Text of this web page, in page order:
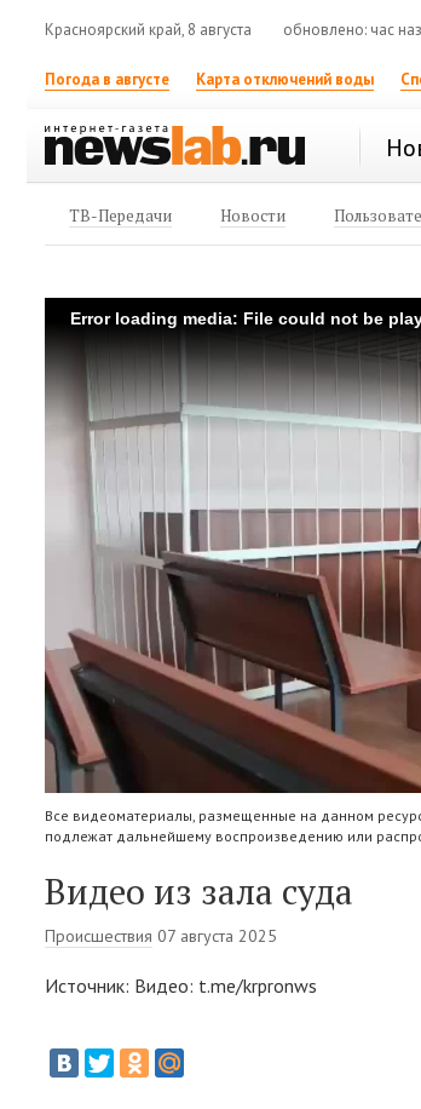
Красноярский край, 8 августа обновлено: час
Погода в августе Карта отключений воды
ТВ-Передачи Новости
Error loading media: File could not be
Все видеоматериалы, размещенные на данном
подлежат дальнейшему воспроизведению или
Видео из зала суда
Происшествия 07 августа 2025
Источник: Видео: t.me/krpronws